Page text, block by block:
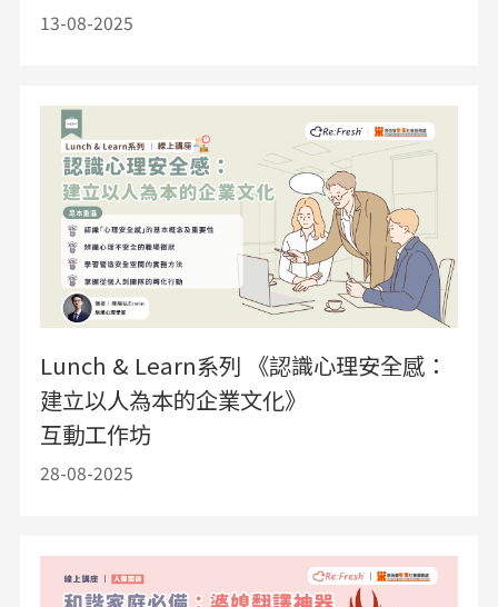
13-08-2025
Lunch & Learn系列 《認識心理安全感：
建立以人為本的企業文化》
互動工作坊
28-08-2025